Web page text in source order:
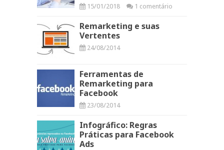
15/01/2018 1 comentário
Remarketing e suas
Vertentes
24/08/2014
Ferramentas de
Remarketing para
Facebook
23/08/2014
Infográfico: Regras
Práticas para Facebook
Ads